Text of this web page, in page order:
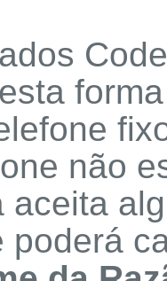
não
aceita
poderá